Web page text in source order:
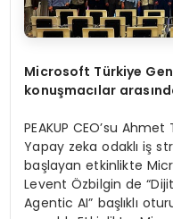
Microsoft Türkiye
konuşmacılar
PEAKUP CEO’su Ahmet
Yapay zeka odaklı iş
başlayan etkinlikte
Levent Özbilgin de
Agentic AI” başlıklı